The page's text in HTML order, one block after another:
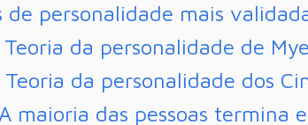
de personalidade mais
da personalidade de
da personalidade dos
maioria das pessoas termina